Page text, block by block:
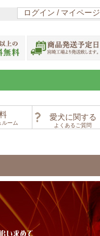
ログイン / マイページ
ルーム
愛犬に関する
よくあるご質問